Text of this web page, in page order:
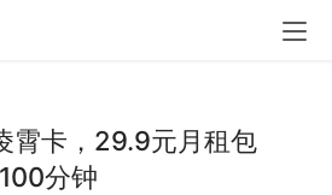
霄卡，29.9元月租包
分钟